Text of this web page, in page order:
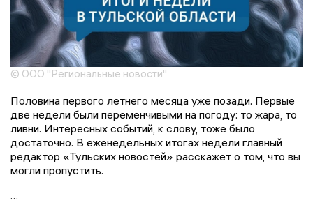
© ООО "Региональные новости"
Половина первого летнего месяца уже позади. Первые
две недели были переменчивыми на погоду: то жара, то
ливни. Интересных событий, к слову, тоже было
достаточно. В еженедельных итогах недели главный
редактор «Тульских новостей» расскажет о том, что вы
могли пропустить.
…